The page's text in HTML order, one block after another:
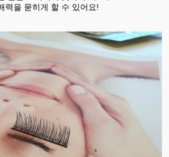
력을 묻히게 할 수 있어요!